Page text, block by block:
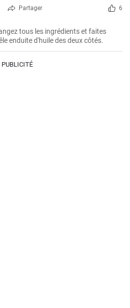
Partager 6
tous les ingrédients et faites
enduite d'huile des deux côtés.
PUBLICITÉ